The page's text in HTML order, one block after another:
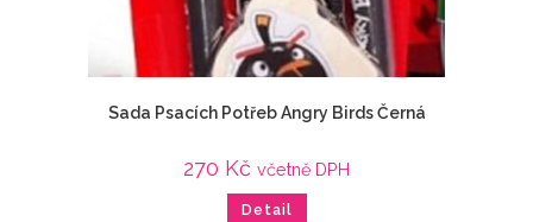
Sada Psacích Potřeb Angry Birds Černá
270 Kč včetně DPH
Detail